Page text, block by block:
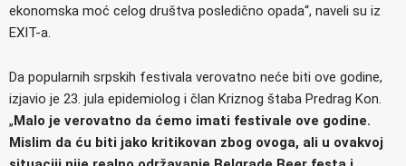
ekonomska moć celog društva posledično opada“, naveli su iz
EXIT-a.
Da popularnih srpskih festivala verovatno neće biti ove godine,
izjavio je 23. jula epidemiolog i član Kriznog štaba Predrag Kon.
„Malo je verovatno da ćemo imati festivale ove godine.
Mislim da ću biti jako kritikovan zbog ovoga, ali u ovakvoj